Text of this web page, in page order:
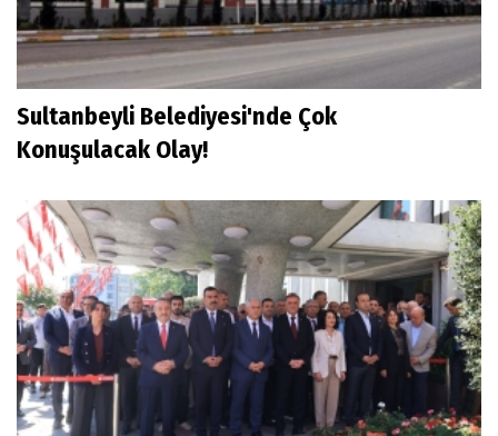
Sultanbeyli Belediyesi'nde Çok
Konuşulacak Olay!